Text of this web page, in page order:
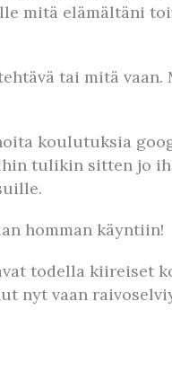
mitä elämältäni
tai mitä vaan.
koulutuksia
tulikin sitten jo
homman käyntiin!
todella kiireiset
nyt vaan